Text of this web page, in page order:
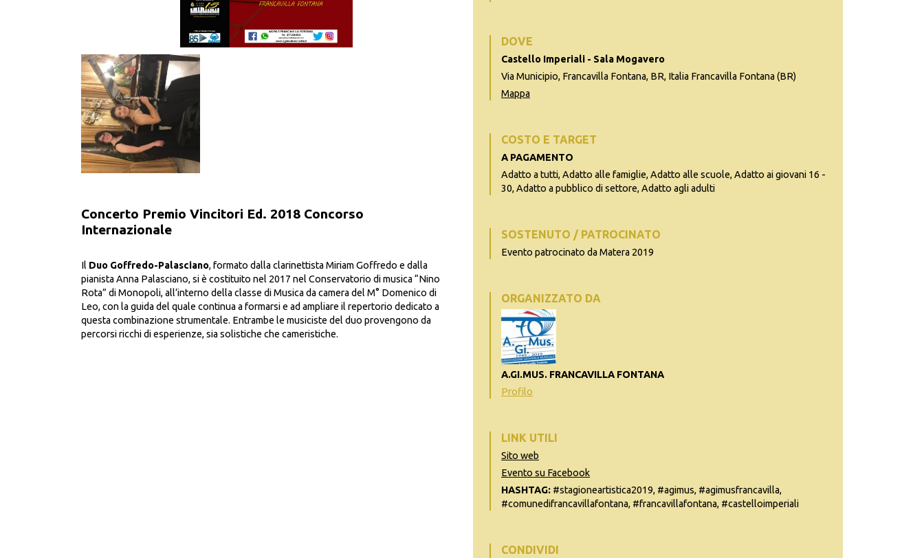
Concerto Premio Vincitori Ed. 2018 Concorso
Internazionale
Il Duo Goffredo-Palasciano, formato dalla clarinettista Miriam Goffredo e dalla
pianista Anna Palasciano, si è costituito nel 2017 nel Conservatorio di musica “Nino
Rota” di Monopoli, all’interno della classe di Musica da camera del M° Domenico di
Leo, con la guida del quale continua a formarsi e ad ampliare il repertorio dedicato a
questa combinazione strumentale. Entrambe le musiciste del duo provengono da
percorsi ricchi di esperienze, sia solistiche che cameristiche.
DOVE
Castello Imperiali - Sala Mogavero
Via Municipio, Francavilla Fontana, BR, Italia Francavilla Fontana (BR)
Mappa
COSTO E TARGET
A PAGAMENTO
Adatto a tutti, Adatto alle famiglie, Adatto alle scuole, Adatto ai giovani 16 -
30, Adatto a pubblico di settore, Adatto agli adulti
SOSTENUTO / PATROCINATO
Evento patrocinato da Matera 2019
ORGANIZZATO DA
A.GI.MUS. FRANCAVILLA FONTANA
Profilo
LINK UTILI
Sito web
Evento su Facebook
HASHTAG: #stagioneartistica2019, #agimus, #agimusfrancavilla,
#comunedifrancavillafontana, #francavillafontana, #castelloimperiali
CONDIVIDI